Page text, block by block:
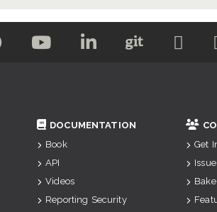
DOCUMENTATION
Book
API
Videos
Reporting Security
Get